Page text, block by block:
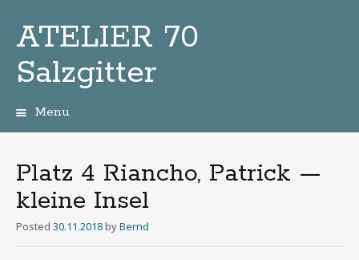
ATELIER 70
Salzgitter
Menu
Platz 4 Riancho, Patrick —
kleine Insel
Posted 30.11.2018 byBernd